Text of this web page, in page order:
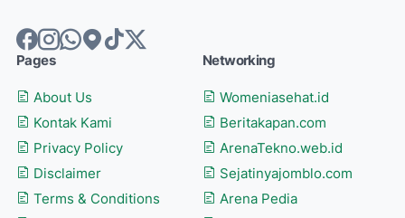
Pages
About Us
Kontak Kami
Privacy Policy
Disclaimer
Terms & Conditions
Networking
Womeniasehat.id
Beritakapan.com
ArenaTekno.web.id
Sejatinyajomblo.com
Arena Pedia